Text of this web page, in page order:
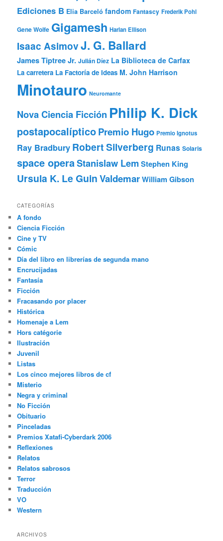
Ediciones B Elia Barceló fandom Fantascy Frederik Pohl
Gene Wolfe Gigamesh Harlan Ellison
Isaac AsimovJ. G. Ballard
James Tiptree Jr. Julián Díez La Biblioteca de Carfax
La carretera La Factoría de Ideas M. John Harrison
Minotauro Neuromante
Nova Ciencia Ficción Philip K. Dick
postapocalípticoPremio Hugo Premio Ignotus
Ray Bradbury Robert Silverberg Runas Solaris
space operaStanislaw Lem Stephen King
Ursula K. Le GuinValdemarWilliam Gibson
CATEGORÍAS
A fondo
Ciencia Ficción
Cine y TV
Cómic
Día del libro en librerías de segunda mano
Encrucijadas
Fantasía
Ficción
Fracasando por placer
Histórica
Homenaje a Lem
Hors catégorie
Ilustración
Juvenil
Listas
Los cinco mejores libros de cf
Misterio
Negra y criminal
No Ficción
Obituario
Pinceladas
Premios Xatafi-Cyberdark 2006
Reflexiones
Relatos
Relatos sabrosos
Terror
Traducción
VO
Western
ARCHIVOS